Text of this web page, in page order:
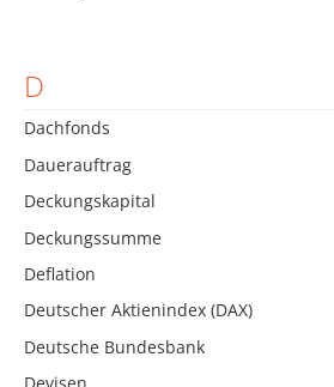
D
Dachfonds
Dauerauftrag
Deckungskapital
Deckungssumme
Deflation
Deutscher Aktienindex (DAX)
Deutsche Bundesbank